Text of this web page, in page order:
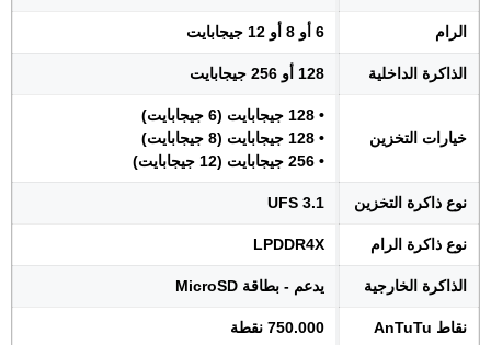
الرام 6 أو 8 أو 12 جيجابايت
الذاكرة الداخلية 128 أو 256 جيجابايت
خيارات التخزين
• 128 جيجابايت (6 جيجابايت)
• 128 جيجابايت (8 جيجابايت)
• 256 جيجابايت (12 جيجابايت)
نوع ذاكرة التخزين UFS 3.1
نوع ذاكرة الرام LPDDR4X
الذاكرة الخارجية يدعم - بطاقة MicroSD
نقاط AnTuTu 750.000 نقطة